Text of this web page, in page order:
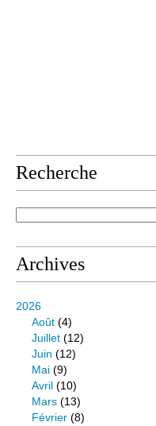
Recherche
Archives
2026
Août (4)
Juillet (12)
Juin (12)
Mai (9)
Avril (10)
Mars (13)
Février (8)